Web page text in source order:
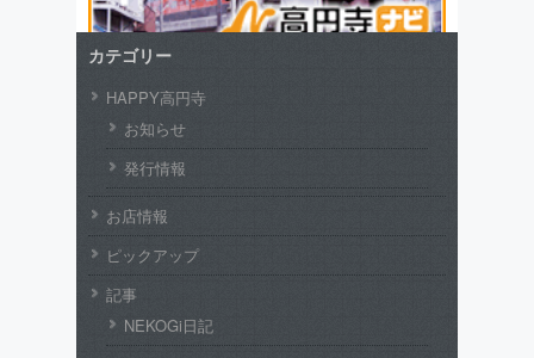
カテゴリー
HAPPY高円寺
お知らせ
発行情報
お店情報
ピックアップ
記事
NEKOGi日記